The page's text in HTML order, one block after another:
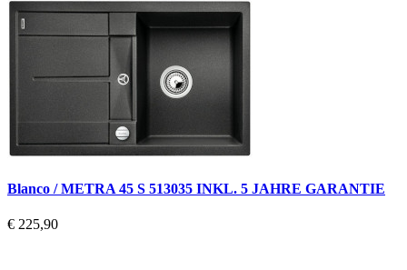
Blanco / METRA 45 S 513035 INKL. 5 JAHRE GARANTIE
€ 225,90